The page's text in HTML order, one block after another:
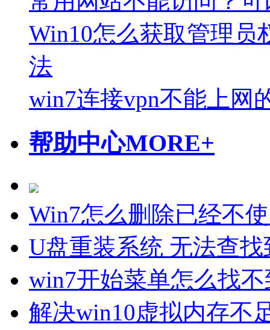
Win10怎么获取管理员
法
win7连接vpn不能上网
帮助中心MORE+
Win7怎么删除已经不
U盘重装系统 无法查找
win7开始菜单怎么找
解决win10虚拟内存不